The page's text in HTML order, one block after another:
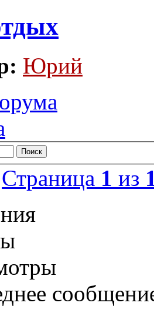
Юрий
Страница 1 из